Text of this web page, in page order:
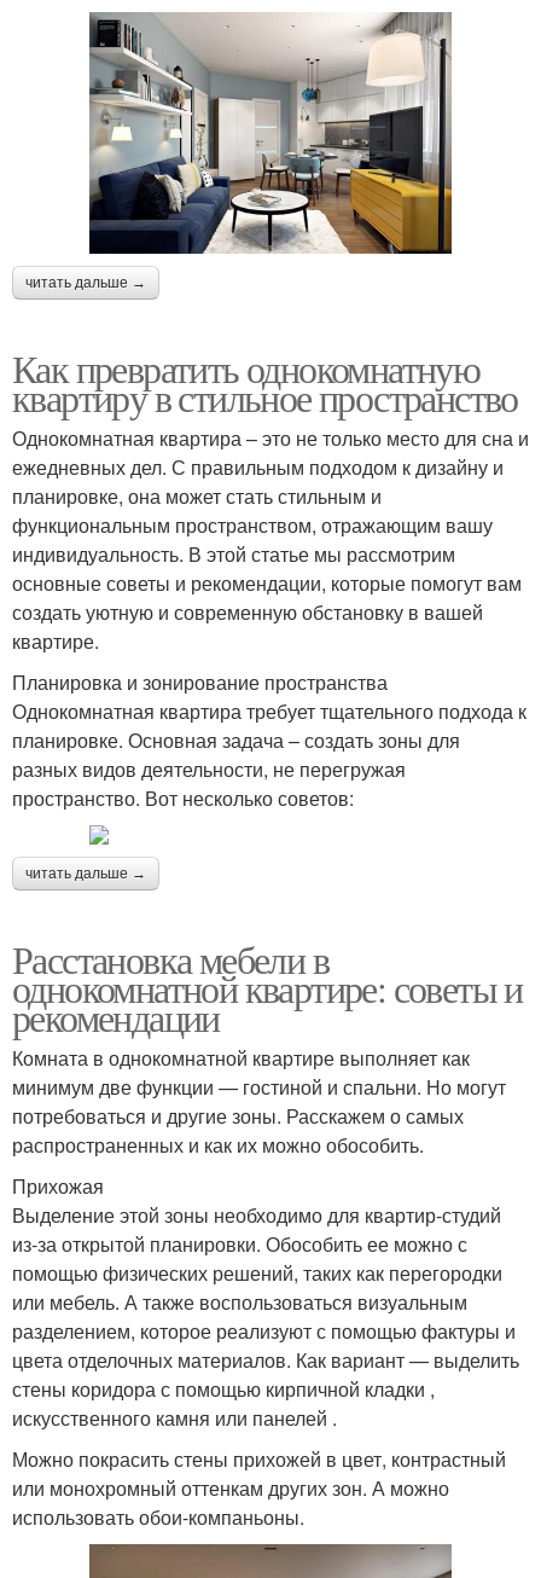
читать дальше →
Как превратить однокомнатную
квартиру в стильное пространство
Однокомнатная квартира – это не только место для сна и
ежедневных дел. С правильным подходом к дизайну и
планировке, она может стать стильным и
функциональным пространством, отражающим вашу
индивидуальность. В этой статье мы рассмотрим
основные советы и рекомендации, которые помогут вам
создать уютную и современную обстановку в вашей
квартире.
Планировка и зонирование пространства
Однокомнатная квартира требует тщательного подхода к
планировке. Основная задача – создать зоны для
разных видов деятельности, не перегружая
пространство. Вот несколько советов:
читать дальше →
Расстановка мебели в
однокомнатной квартире: советы и
рекомендации
Комната в однокомнатной квартире выполняет как
минимум две функции — гостиной и спальни. Но могут
потребоваться и другие зоны. Расскажем о самых
распространенных и как их можно обособить.
Прихожая
Выделение этой зоны необходимо для квартир-студий
из-за открытой планировки. Обособить ее можно с
помощью физических решений, таких как перегородки
или мебель. А также воспользоваться визуальным
разделением, которое реализуют с помощью фактуры и
цвета отделочных материалов. Как вариант — выделить
стены коридора с помощью кирпичной кладки ,
искусственного камня или панелей .
Можно покрасить стены прихожей в цвет, контрастный
или монохромный оттенкам других зон. А можно
использовать обои-компаньоны.